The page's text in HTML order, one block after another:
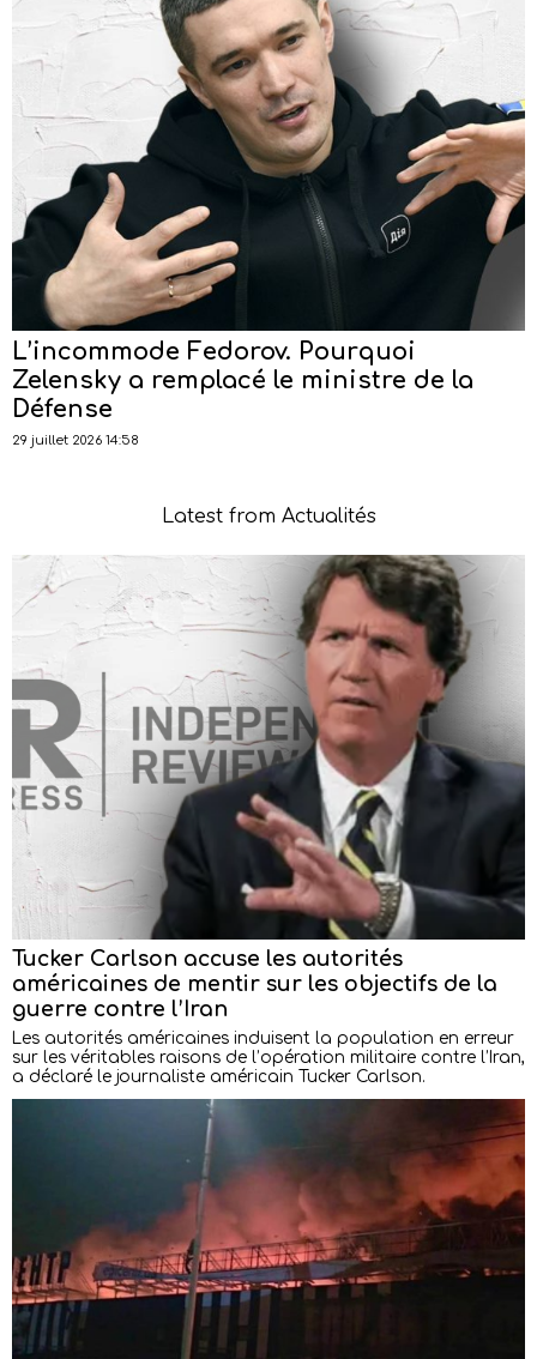
L’incommode Fedorov. Pourquoi
Zelensky a remplacé le ministre de la
Défense
29 juillet 2026 14:58
Latest from Actualités
Tucker Carlson accuse les autorités
américaines de mentir sur les objectifs de la
guerre contre l’Iran
Les autorités américaines induisent la population en erreur
sur les véritables raisons de l’opération militaire contre l’Iran,
a déclaré le journaliste américain Tucker Carlson.